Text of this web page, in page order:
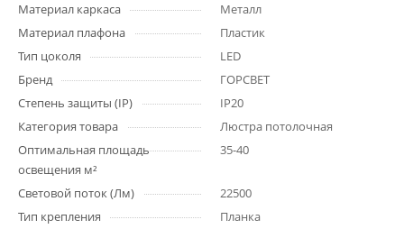
Материал каркаса
Металл
Материал плафона
Пластик
Тип цоколя
LED
Бренд
ГОРСВЕТ
Степень защиты (IP)
IP20
Категория товара
Люстра потолочная
Оптимальная площадь
освещения м²
35-40
Световой поток (Лм)
22500
Тип крепления
Планка